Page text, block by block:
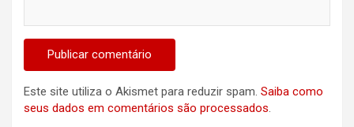
Este site utiliza o Akismet para reduzir spam. Saiba como
seus dados em comentários são processados.